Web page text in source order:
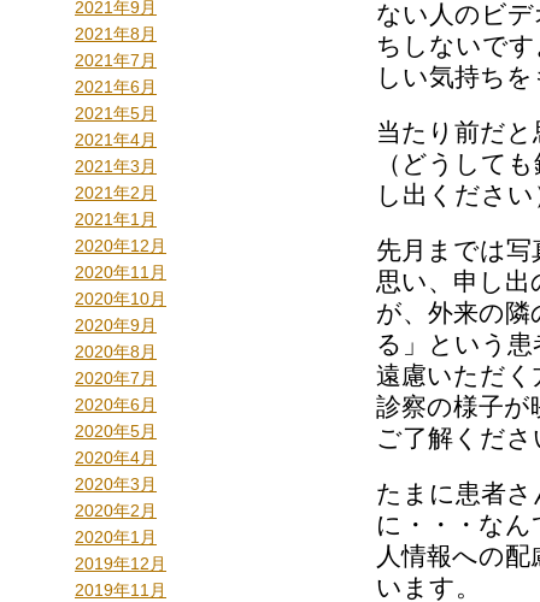
2021年9月
2021年8月
2021年7月
2021年6月
2021年5月
2021年4月
2021年3月
2021年2月
2021年1月
2020年12月
2020年11月
2020年10月
2020年9月
2020年8月
2020年7月
2020年6月
2020年5月
2020年4月
2020年3月
2020年2月
2020年1月
2019年12月
2019年11月
ない人のビ
ちしないで
しい気持ち
当たり前だ
（どうして
し出ください
先月までは
思い、申し
が、外来の
る」という
遠慮いただ
診察の様子
ご了解くださ
たまに患者
に・・・な
人情報への
います。